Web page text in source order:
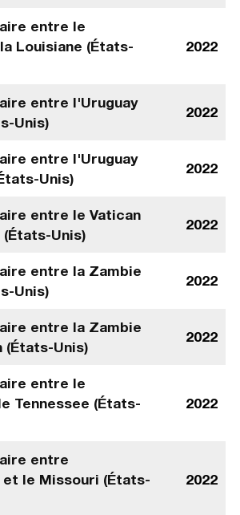
entre le
Louisiane (États-
2022
entre l'Uruguay
Unis)
2022
entre l'Uruguay
Unis)
2022
entre le Vatican
Unis)
2022
entre la Zambie
Unis)
2022
entre la Zambie
(États-Unis)
2022
entre le
Tennessee (États-
2022
entre
le Missouri (États-
2022